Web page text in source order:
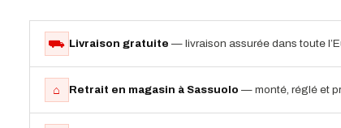
⛟ Livraison gratuite — livraison assurée dans toute
⌂ Retrait en magasin à Sassuolo — monté, réglé et